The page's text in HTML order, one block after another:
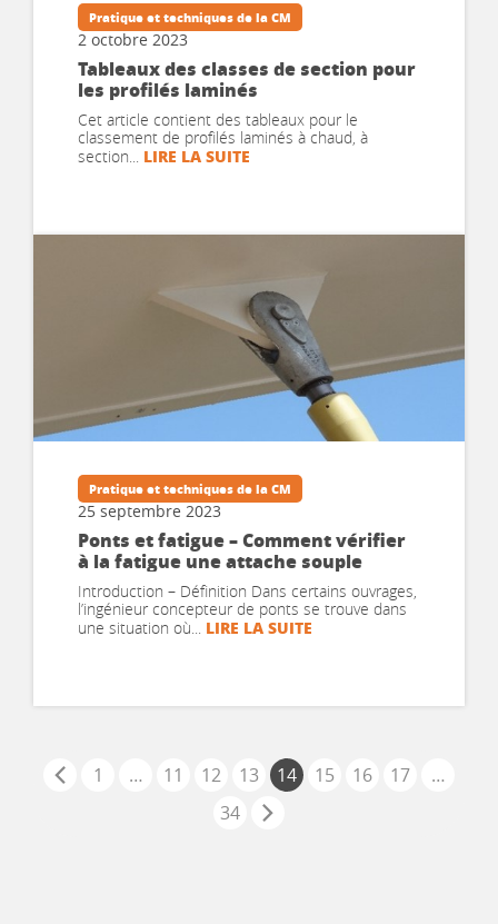
Pratique et techniques de la CM
2 octobre 2023
Tableaux des classes de section pour
les profilés laminés
Cet article contient des tableaux pour le
classement de profilés laminés à chaud, à
section... LIRE LA SUITE
Pratique et techniques de la CM
25 septembre 2023
Ponts et fatigue – Comment vérifier
à la fatigue une attache souple
Introduction – Définition Dans certains ouvrages,
l’ingénieur concepteur de ponts se trouve dans
une situation où... LIRE LA SUITE
1 … 11 12 13 14 15 16 17
…
34